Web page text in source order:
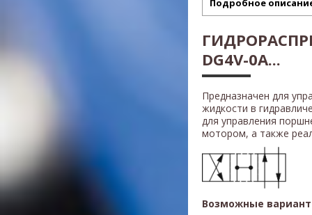
DG4V-0A...
Предназначен для
жидкости в
для управления
мотором, а также
Возможные